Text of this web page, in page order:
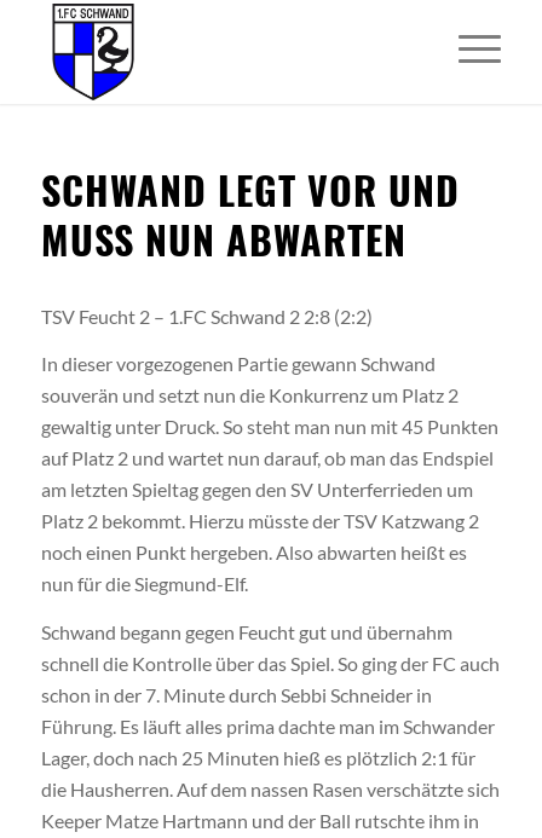
SCHWAND LEGT VOR UND
MUSS NUN ABWARTEN
TSV Feucht 2 – 1.FC Schwand 2 2:8 (2:2)
In dieser vorgezogenen Partie gewann Schwand
souverän und setzt nun die Konkurrenz um Platz 2
gewaltig unter Druck. So steht man nun mit 45 Punkten
auf Platz 2 und wartet nun darauf, ob man das Endspiel
am letzten Spieltag gegen den SV Unterferrieden um
Platz 2 bekommt. Hierzu müsste der TSV Katzwang 2
noch einen Punkt hergeben. Also abwarten heißt es
nun für die Siegmund-Elf.
Schwand begann gegen Feucht gut und übernahm
schnell die Kontrolle über das Spiel. So ging der FC auch
schon in der 7. Minute durch Sebbi Schneider in
Führung. Es läuft alles prima dachte man im Schwander
Lager, doch nach 25 Minuten hieß es plötzlich 2:1 für
die Hausherren. Auf dem nassen Rasen verschätzte sich
Keeper Matze Hartmann und der Ball rutschte ihm in